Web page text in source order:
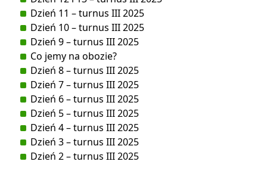
Dzień 11 – turnus III 2025
Dzień 10 – turnus III 2025
Dzień 9 – turnus III 2025
Co jemy na obozie?
Dzień 8 – turnus III 2025
Dzień 7 – turnus III 2025
Dzień 6 – turnus III 2025
Dzień 5 – turnus III 2025
Dzień 4 – turnus III 2025
Dzień 3 – turnus III 2025
Dzień 2 – turnus III 2025